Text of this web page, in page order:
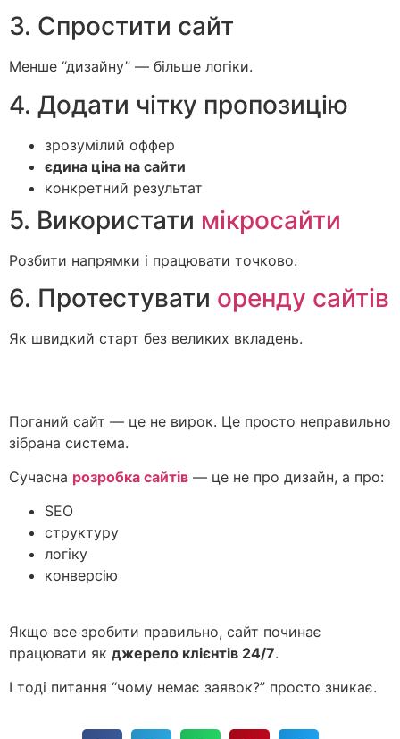
3. Спростити сайт
Менше “дизайну” — більше логіки.
4. Додати чітку пропозицію
зрозумілий оффер
єдина ціна на сайти
конкретний результат
5. Використати мікросайти
Розбити напрямки і працювати точково.
6. Протестувати оренду сайтів
Як швидкий старт без великих вкладень.
Поганий сайт — це не вирок. Це просто неправильно
зібрана система.
Сучасна розробка сайтів — це не про дизайн, а про:
SEO
структуру
логіку
конверсію
Якщо все зробити правильно, сайт починає
працювати як джерело клієнтів 24/7.
І тоді питання “чому немає заявок?” просто зникає.